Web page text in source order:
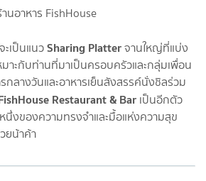
เป็นแนวSharing Platterจานใหญ่ที่แบ่ง
าะกับท่านที่มาเป็นครอบครัวและกลุ่มเพื่อน
กลางวันและอาหารเย็นสังสรรค์นั่งชิลร่วม
Restaurant & Bar เป็นอีกตัว
นึ่งของความทรงจำและมื้อแห่งความสุข
ยน้าค้า